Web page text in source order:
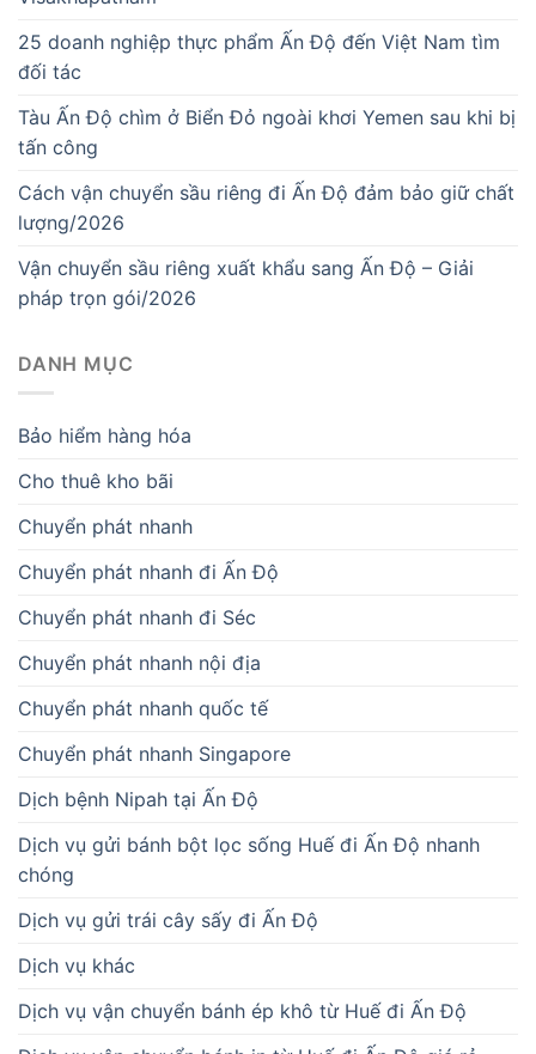
25 doanh nghiệp thực phẩm Ấn Độ đến Việt Nam tìm
đối tác
Tàu Ấn Độ chìm ở Biển Đỏ ngoài khơi Yemen sau khi bị
tấn công
Cách vận chuyển sầu riêng đi Ấn Độ đảm bảo giữ chất
lượng/2026
Vận chuyển sầu riêng xuất khẩu sang Ấn Độ – Giải
pháp trọn gói/2026
DANH MỤC
Bảo hiểm hàng hóa
Cho thuê kho bãi
Chuyển phát nhanh
Chuyển phát nhanh đi Ấn Độ
Chuyển phát nhanh đi Séc
Chuyển phát nhanh nội địa
Chuyển phát nhanh quốc tế
Chuyển phát nhanh Singapore
Dịch bệnh Nipah tại Ấn Độ
Dịch vụ gửi bánh bột lọc sống Huế đi Ấn Độ nhanh
chóng
Dịch vụ gửi trái cây sấy đi Ấn Độ
Dịch vụ khác
Dịch vụ vận chuyển bánh ép khô từ Huế đi Ấn Độ